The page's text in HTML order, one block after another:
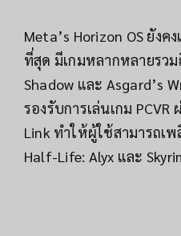
Meta’s Horizon OS ยัง
ที่สุด มีเกมหลากหลายรว
Shadow และ Asgard’s
รองรับการเล่นเกม
Link ทำให้ผู้ใช้สามารถเ
Half-Life: Alyx และ